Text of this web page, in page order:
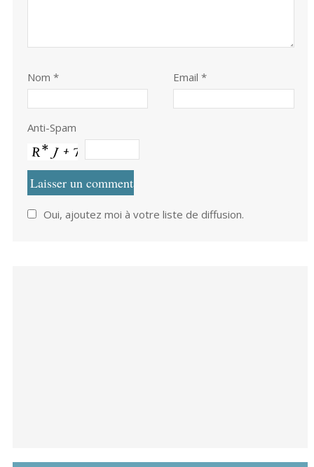
Nom * Email *
Anti-Spam
Oui, ajoutez moi à votre liste de diffusion.